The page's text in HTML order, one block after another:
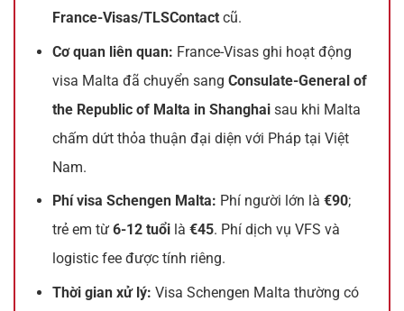
France-Visas/TLSContact cũ.
Cơ quan liên quan: France-Visas ghi hoạt động
visa Malta đã chuyển sangConsulate-General of
the Republic of Malta in Shanghai sau khi Malta
chấm dứt thỏa thuận đại diện với Pháp tại Việt
Nam.
Phí visa Schengen Malta: Phí người lớn là€90;
trẻ em từ6-12 tuổi là€45. Phí dịch vụ VFS và
logistic fee được tính riêng.
Thời gian xử lý: Visa Schengen Malta thường có